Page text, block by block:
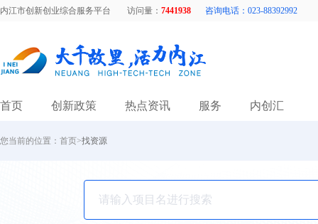
内江市创新创业综合服务平台 访问量： 7441938 咨询电话：023-88392992
首页 创新政策 热点资讯 服务 内创汇
您当前的位置： 首页>找资源